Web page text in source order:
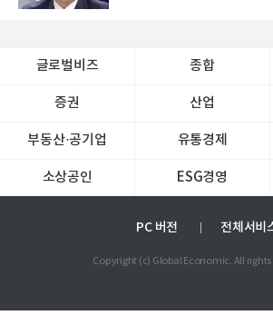
글로벌비즈 종합
증권 산업
부동산·공기업 유통경제
소상공인 ESG경영
PC 버전 전체서비
Copyright (c) Global Economic. All rights